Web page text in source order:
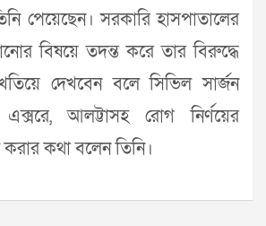
পেয়েছেন। সরকারি হাসপাতালের
বিষয়ে তদন্ত করে তার বিরুদ্ধে
দেখবেন বলে সিভিল সার্জন
আলট্টাসহ রোগ নির্ণয়ের
কথা বলেন তিনি।